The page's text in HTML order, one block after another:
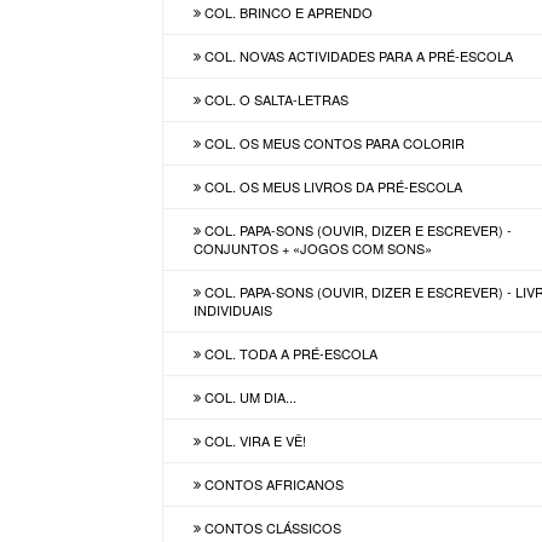
COL. BRINCO E APRENDO
COL. NOVAS ACTIVIDADES PARA A PRÉ-ESCOLA
COL. O SALTA-LETRAS
COL. OS MEUS CONTOS PARA COLORIR
COL. OS MEUS LIVROS DA PRÉ-ESCOLA
COL. PAPA-SONS (OUVIR, DIZER E ESCREVER) -
CONJUNTOS + «JOGOS COM SONS»
COL. PAPA-SONS (OUVIR, DIZER E ESCREVER) -
INDIVIDUAIS
COL. TODA A PRÉ-ESCOLA
COL. UM DIA...
COL. VIRA E VÊ!
CONTOS AFRICANOS
CONTOS CLÁSSICOS